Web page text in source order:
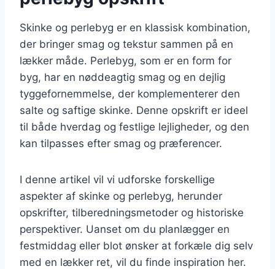
Skinke og perlebyg er en klassisk kombination,
der bringer smag og tekstur sammen på en
lækker måde. Perlebyg, som er en form for
byg, har en nøddeagtig smag og en dejlig
tyggefornemmelse, der komplementerer den
salte og saftige skinke. Denne opskrift er ideel
til både hverdag og festlige lejligheder, og den
kan tilpasses efter smag og præferencer.
I denne artikel vil vi udforske forskellige
aspekter af skinke og perlebyg, herunder
opskrifter, tilberedningsmetoder og historiske
perspektiver. Uanset om du planlægger en
festmiddag eller blot ønsker at forkæle dig selv
med en lækker ret, vil du finde inspiration her.